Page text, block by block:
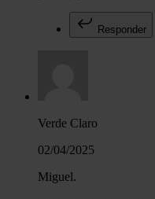
Responder
Verde Claro
02/04/2025
Miguel.